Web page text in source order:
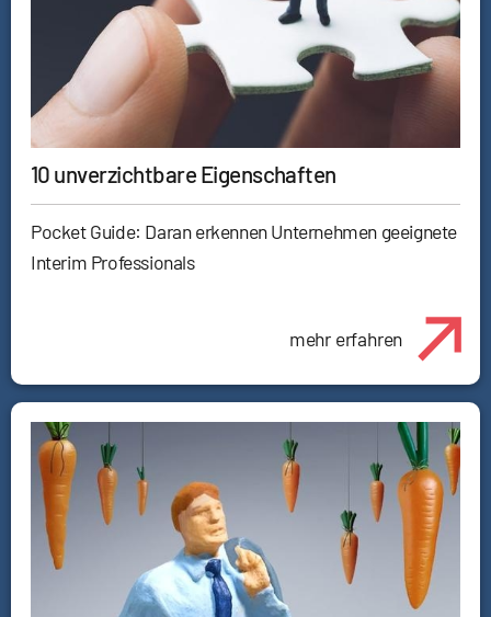
10 unverzichtbare Eigenschaften
Pocket Guide: Daran erkennen Unternehmen geeignete
Interim Professionals
mehr erfahren